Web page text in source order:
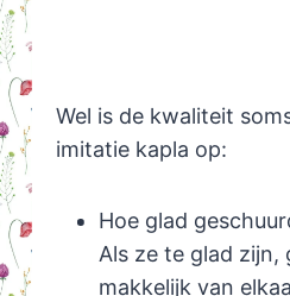
Wel is de kwaliteit
imitatie kapla op:
Hoe glad
Als ze te glad zijn,
makkelijk van